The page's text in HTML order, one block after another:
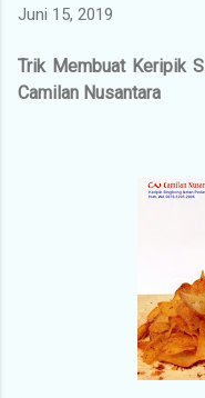
Juni 15, 2019
Trik Membuat Keripik
Camilan Nusantara